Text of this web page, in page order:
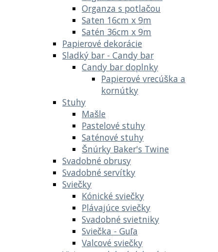
Organza s potlačou
Saten 16cm x 9m
Satén 36cm x 9m
Papierové dekorácie
Sladký bar - Candy bar
Candy bar doplnky
Papierové vrecúška a
kornútky
Stuhy
Mašle
Pastelové stuhy
Saténové stuhy
Šnúrky Baker's Twine
Svadobné obrusy
Svadobné servítky
Sviečky
Kónické sviečky
Plávajúce sviečky
Svadobné svietniky
Sviečka - Guľa
Valcové sviečky